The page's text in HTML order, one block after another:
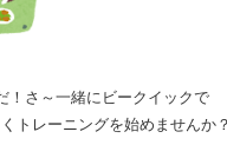
！さ～一緒にビークイックで
トレーニングを始めませんか